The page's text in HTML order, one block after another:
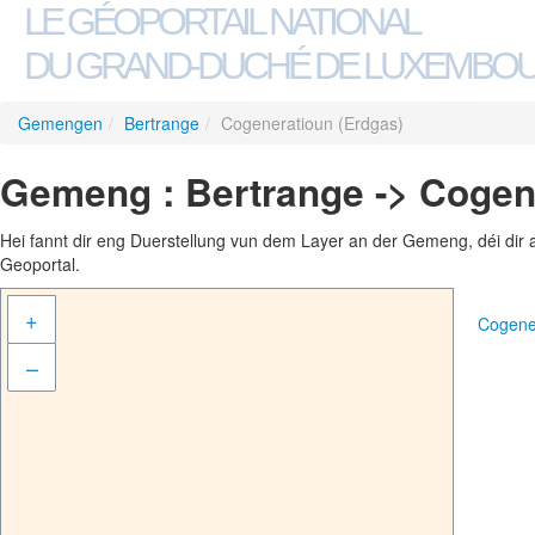
LE GÉOPORTAIL NATIONAL
DU GRAND-DUCHÉ DE
Gemengen / Bertrange / Cogeneratioun (Erdgas)
Gemeng : Bertrange ->
Hei fannt dir eng Duerstellung vun dem Layer an der Gemeng, déi
Geoportal.
+
–